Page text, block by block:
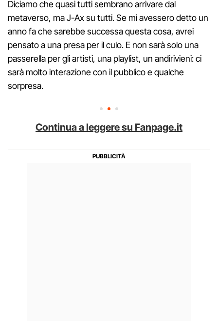
Diciamo che quasi tutti sembrano arrivare dal
metaverso, ma J-Ax su tutti. Se mi avessero detto un
anno fa che sarebbe successa questa cosa, avrei
pensato a una presa per il culo. E non sarà solo una
passerella per gli artisti, una playlist, un andirivieni: ci
sarà molto interazione con il pubblico e qualche
sorpresa.
Continua a leggere su Fanpage.it